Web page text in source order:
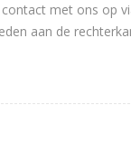
met ons op
aan de